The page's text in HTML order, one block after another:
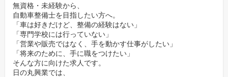
さい。
https://timerex.net/s/hinomaru.kogyo_4400/d63fd3e9
✨未経験・経験浅めでも育つ理由がある
法人車両が多く、軽作業から実践量を積めるのが本社工場の強み
です。
無資格・未経験から、
自動車整備士を目指したい方へ。
「車は好きだけど、整備の経験はない」
「専門学校には行っていない」
「営業や販売ではなく、手を動かす仕事がしたい」
「将来のために、手に職をつけたい」
そんな方に向けた求人です。
日の丸興業では、